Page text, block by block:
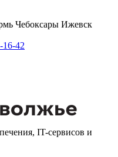
Чебоксары Ижевск
16-42
IT-сервисов и